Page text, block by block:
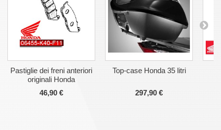
Pastiglie dei freni anteriori
originali Honda
46,90 €
Top-case Honda 35 litri
297,90 €